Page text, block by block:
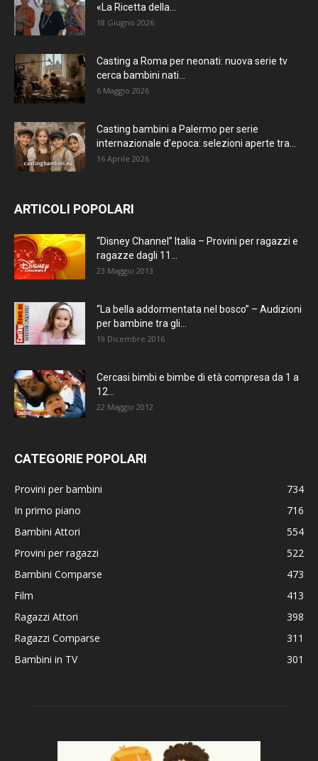
«La Ricetta della...
18 Giugno 2026
Casting a Roma per neonati: nuova serie tv
cerca bambini nati...
6 Maggio 2026
Casting bambini a Palermo per serie
internazionale d’epoca: selezioni aperte tra...
16 Aprile 2026
ARTICOLI POPOLARI
“Disney Channel” Italia – Provini per ragazzi e
ragazze dagli 11...
23 Maggio 2013
“La bella addormentata nel bosco” – Audizioni
per bambine tra gli...
19 Dicembre 2016
Cercasi bimbi e bimbe di età compresa da 1 a
12...
22 Maggio 2012
CATEGORIE POPOLARI
Provini per bambini
734
In primo piano
716
Bambini Attori
554
Provini per ragazzi
522
Bambini Comparse
473
Film
413
Ragazzi Attori
398
Ragazzi Comparse
311
Bambini in TV
301